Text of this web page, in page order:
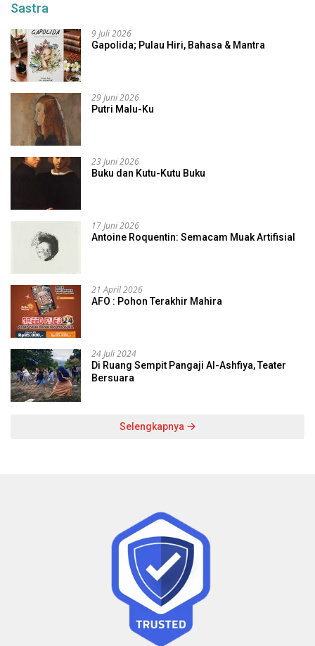
Sastra
9 Juli 2026
Gapolida; Pulau Hiri, Bahasa & Mantra
29 Juni 2026
Putri Malu-Ku
23 Juni 2026
Buku dan Kutu-Kutu Buku
17 Juni 2026
Antoine Roquentin: Semacam Muak Artifisial
21 April 2026
AFO : Pohon Terakhir Mahira
24 Juli 2024
Di Ruang Sempit Pangaji Al-Ashfiya, Teater
Bersuara
Selengkapnya